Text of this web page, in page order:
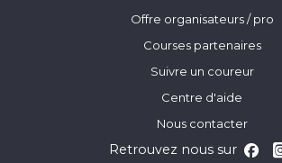
Offre organisateurs / pro
Courses partenaires
Suivre un coureur
Centre d'aide
Nous contacter
Retrouvez nous sur